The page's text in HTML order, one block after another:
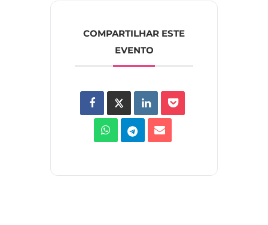
COMPARTILHAR ESTE
EVENTO